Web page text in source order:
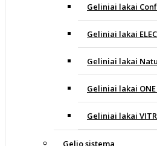
Geliniai lakai
Geliniai lakai
Geliniai lakai
Geliniai lakai ONE
Geliniai lakai
Gelio sistema